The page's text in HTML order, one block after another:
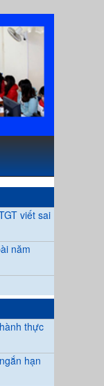
viết sai
năm
thực
hạn